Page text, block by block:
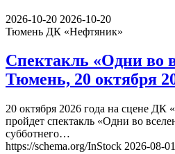
2026-10-20 2026-10-20
Тюмень ДК «Нефтяник»
Спектакль «Одни во
Тюмень, 20 октября
20 октября 2026 года на сцене
пройдет спектакль «Одни во
субботнего…
https://schema.org/InStock 2026-08-